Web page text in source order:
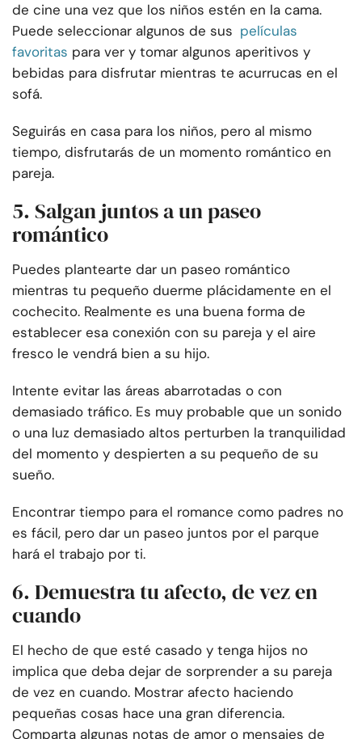
de cine una vez que los niños estén en la cama.
Puede seleccionar algunos de sus películas
favoritas para ver y tomar algunos aperitivos y
bebidas para disfrutar mientras te acurrucas en el
sofá.
Seguirás en casa para los niños, pero al mismo
tiempo, disfrutarás de un momento romántico en
pareja.
5. Salgan juntos a un paseo
romántico
Puedes plantearte dar un paseo romántico
mientras tu pequeño duerme plácidamente en el
cochecito. Realmente es una buena forma de
establecer esa conexión con su pareja y el aire
fresco le vendrá bien a su hijo.
Intente evitar las áreas abarrotadas o con
demasiado tráfico. Es muy probable que un sonido
o una luz demasiado altos perturben la tranquilidad
del momento y despierten a su pequeño de su
sueño.
Encontrar tiempo para el romance como padres no
es fácil, pero dar un paseo juntos por el parque
hará el trabajo por ti.
6. Demuestra tu afecto, de vez en
cuando
El hecho de que esté casado y tenga hijos no
implica que deba dejar de sorprender a su pareja
de vez en cuando. Mostrar afecto haciendo
pequeñas cosas hace una gran diferencia.
Comparta algunas notas de amor o mensajes de